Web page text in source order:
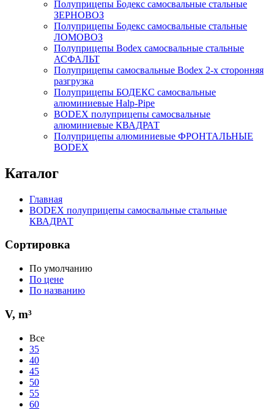
Полуприцепы Бодекс самосвальные стальные
ЗЕРНОВОЗ
Полуприцепы Бодекс самосвальные стальные
ЛОМОВОЗ
Полуприцепы Bodex самосвальные стальные
АСФАЛЬТ
Полуприцепы самосвальные Bodex 2-х сторонняя
разгрузка
Полуприцепы БОДЕКС самосвальные
алюминиевые Нalp-Pipe
BODEX полуприцепы самосвальные
алюминиевые КВАДРАТ
Полуприцепы алюминиевые ФРОНТАЛЬНЫЕ
BODEX
Каталог
Главная
BODEX полуприцепы самосвальные стальные
КВАДРАТ
Сортировка
По умолчанию
По цене
По названию
V, m³
Все
35
40
45
50
55
60